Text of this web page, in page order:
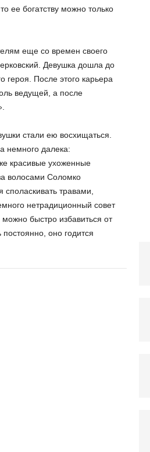
ее богатству можно только
еще со времен своего
Девушка дошла до
героя. После этого карьера
ведущей, а после
стали ею восхищаться.
немного далека:
красивые ухоженные
волосами Соломко
травами,
нетрадиционный совет
, можно быстро избавиться от
оно годится